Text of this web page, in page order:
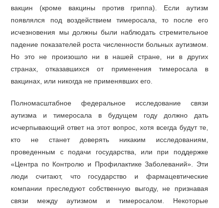
вакцин (кроме вакцины против гриппа). Если аутизм
появлялся под воздействием тимеросала, то после его
исчезновения мы должны были наблюдать стремительное
падение показателей роста численности больных аутизмом.
Но это не произошло ни в нашей стране, ни в других
странах, отказавшихся от применения тимеросала в
вакцинах, или никогда не применявших его.
Полномасштабное федеральное исследование связи
аутизма и тимеросала в будущем году должно дать
исчерпывающий ответ на этот вопрос, хотя всегда будут те,
кто не станет доверять никаким исследованиям,
проведенным с подачи государства, или при поддержке
«Центра по Контролю и Профилактике Заболеваний». Эти
люди считают, что государство и фармацевтические
компании преследуют собственную выгоду, не признавая
связи между аутизмом и тимеросалом. Некоторые